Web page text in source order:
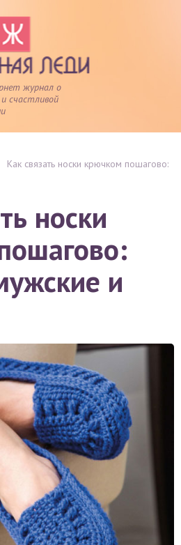
журнал о
счастливой
Как связать носки крючком пошагово:
носки
и